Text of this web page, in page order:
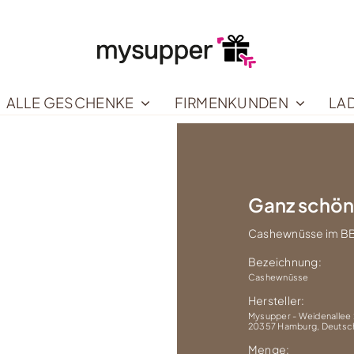
ALLE GESCHENKE FIRMENKUNDEN
Ganz
Cashewnüsse im
Bezeichnung:
Cashewnüsse
Hersteller:
Mysupper - Weidenallee
20357 Hamburg,
Menge: